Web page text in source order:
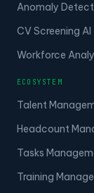
Anomaly
CV Screening AI
Workforce
ECOSYSTEM
Talent
Headcount
Tasks
Training